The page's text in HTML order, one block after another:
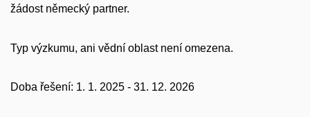
žádost německý partner.
Typ výzkumu, ani vědní oblast není omezena.
Doba řešení: 1. 1. 2025 - 31. 12. 2026